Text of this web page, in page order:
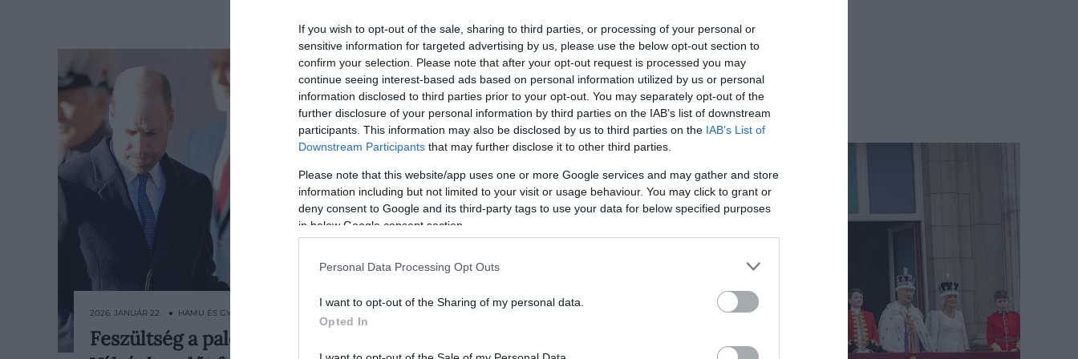
If you wish to opt-out of the sale, sharing to third parties, or processing of your personal or
sensitive information for targeted advertising by us, please use the below opt-out section to
confirm your selection. Please note that after your opt-out request is processed you may
continue seeing interest-based ads based on personal information utilized by us or personal
information disclosed to third parties prior to your opt-out. You may separately opt-out of the
further disclosure of your personal information by third parties on the IAB’s list of downstream
participants. This information may also be disclosed by us to third parties on the IAB’s List of
Downstream Participants that may further disclose it to other third parties.
Please note that this website/app uses one or more Google services and may gather and store
information including but not limited to your visit or usage behaviour. You may click to grant or
deny consent to Google and its third-party tags to use your data for below specified purposes
in below Google consent section.
Personal Data Processing Opt Outs
I want to opt-out of the Sharing of my personal data.
Opted In
A brit királyi család mindennapjait
2026. JANUÁR 22. ● HAMU ÉS GYÉMÁNT
Feszültség a palotában?